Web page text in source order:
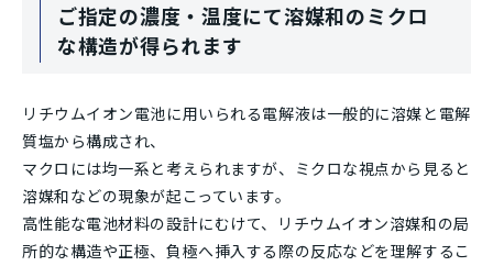
ご指定の濃度・温度にて溶媒和のミクロ
な構造が得られます
リチウムイオン電池に用いられる電解液は一般的に溶媒と電解
質塩から構成され、
マクロには均一系と考えられますが、ミクロな視点から見ると
溶媒和などの現象が起こっています。
高性能な電池材料の設計にむけて、リチウムイオン溶媒和の局
所的な構造や正極、負極へ挿入する際の反応などを理解するこ